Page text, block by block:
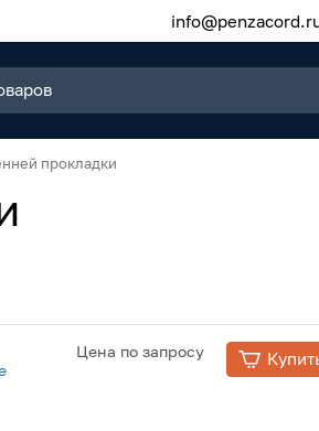
прокладки
Цена по запросу